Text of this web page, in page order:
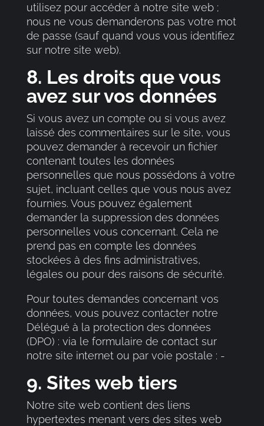
utilisez pour accéder à notre site web ;
nous ne vous demanderons pas votre mot
de passe (sauf quand vous vous identifiez
sur notre site web).
8. Les droits que vous
avez sur vos données
Si vous avez un compte ou si vous avez
laissé des commentaires sur le site, vous
pouvez demander à recevoir un fichier
contenant toutes les données
personnelles que nous possédons à votre
sujet, incluant celles que vous nous avez
fournies. Vous pouvez également
demander la suppression des données
personnelles vous concernant. Cela ne
prend pas en compte les données
stockées à des fins administratives,
légales ou pour des raisons de sécurité.
Pour toutes demandes concernant vos
données, vous pouvez contacter notre
Délégué à la protection des données
(DPO) : via le formulaire de contact sur
notre site internet ou par voie postale : -
9. Sites web tiers
Notre site web contient des liens
hypertextes menant vers des sites web